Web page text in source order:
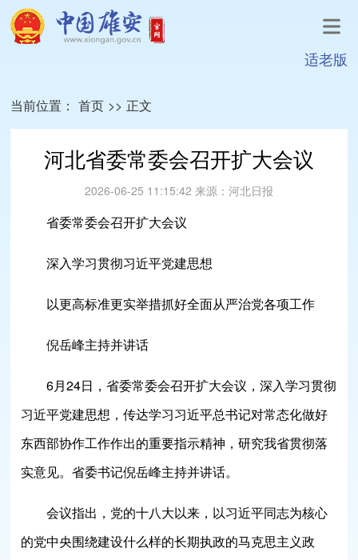
适老版
当前位置： 首页 >> 正文
河北省委常委会召开扩大会议
2026-06-25 11:15:42 来源： 河北日报
省委常委会召开扩大会议
深入学习贯彻习近平党建思想
以更高标准更实举措抓好全面从严治党各项工作
倪岳峰主持并讲话
6月24日，省委常委会召开扩大会议，深入学习贯彻
习近平党建思想，传达学习习近平总书记对常态化做好
东西部协作工作作出的重要指示精神，研究我省贯彻落
实意见。省委书记倪岳峰主持并讲话。
会议指出，党的十八大以来，以习近平同志为核心
的党中央围绕建设什么样的长期执政的马克思主义政